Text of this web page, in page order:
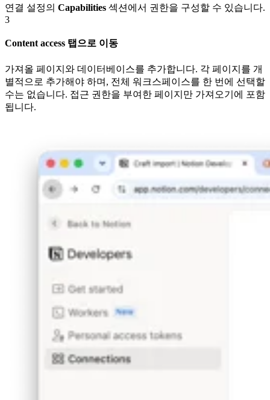
연결 설정의 Capabilities 섹션에서 권한을 구성할 수 있습니다.
3
Content access 탭으로 이동
가져올 페이지와 데이터베이스를 추가합니다. 각 페이지를 개
별적으로 추가해야 하며, 전체 워크스페이스를 한 번에 선택할
수는 없습니다. 접근 권한을 부여한 페이지만 가져오기에 포함
됩니다.